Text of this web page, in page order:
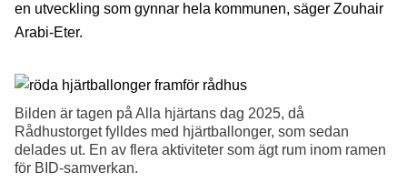
en utveckling som gynnar hela kommunen, säger Zouhair
Arabi-Eter.
Bilden är tagen på Alla hjärtans dag 2025, då
Rådhustorget fylldes med hjärtballonger, som sedan
delades ut. En av flera aktiviteter som ägt rum inom ramen
för BID-samverkan.